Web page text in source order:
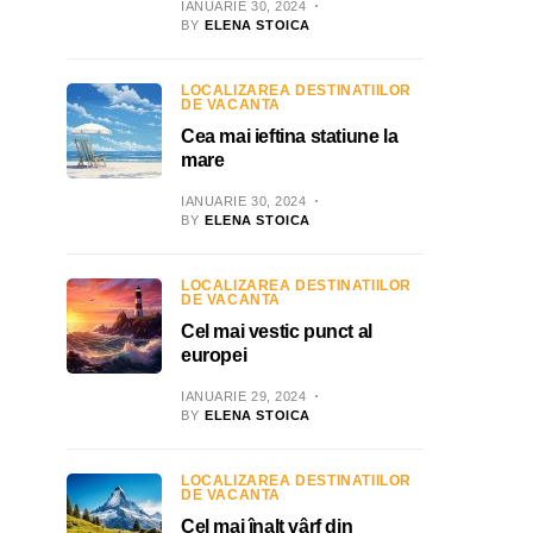
IANUARIE 30, 2024
BY ELENA STOICA
LOCALIZAREA DESTINATIILOR
DE VACANTA
Cea mai ieftina statiune la
mare
IANUARIE 30, 2024
BY ELENA STOICA
LOCALIZAREA DESTINATIILOR
DE VACANTA
Cel mai vestic punct al
europei
IANUARIE 29, 2024
BY ELENA STOICA
LOCALIZAREA DESTINATIILOR
DE VACANTA
Cel mai înalt vârf din